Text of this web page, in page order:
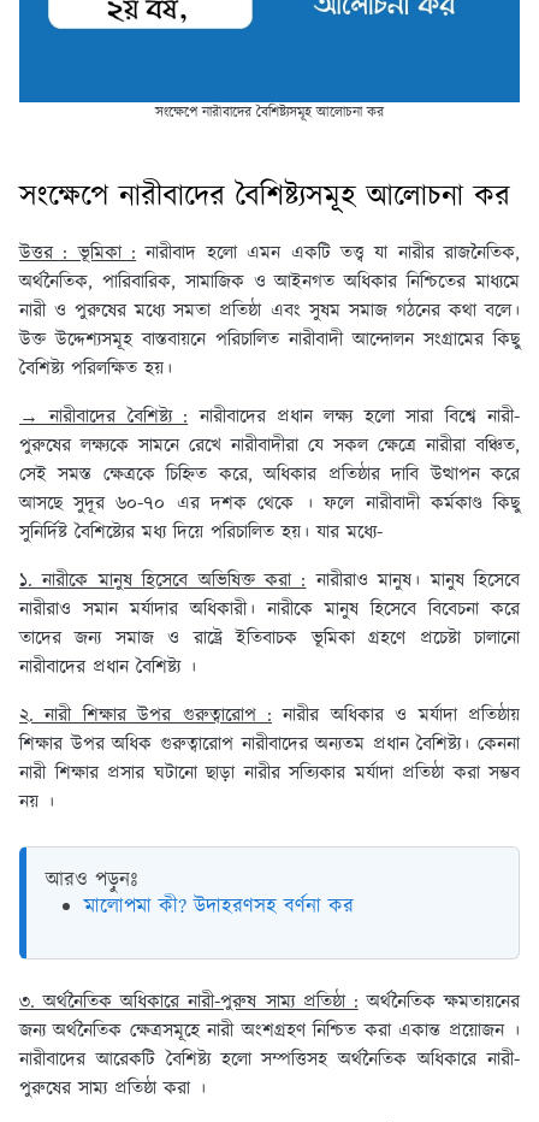
সংক্ষেপে নারীবাদের বৈশিষ্ট্যসমূহ আলোচনা কর
সংক্ষেপে নারীবাদের বৈশিষ্ট্যসমূহ আলোচনা কর
উত্তর : ভূমিকা : নারীবাদ হলো এমন একটি তত্ত্ব যা নারীর রাজনৈতিক,
অর্থনৈতিক, পারিবারিক, সামাজিক ও আইনগত অধিকার নিশ্চিতের মাধ্যমে
নারী ও পুরুষের মধ্যে সমতা প্রতিষ্ঠা এবং সুষম সমাজ গঠনের কথা বলে।
উক্ত উদ্দেশ্যসমূহ বাস্তবায়নে পরিচালিত নারীবাদী আন্দোলন সংগ্রামের কিছু
বৈশিষ্ট্য পরিলক্ষিত হয়।
→ নারীবাদের বৈশিষ্ট্য :নারীবাদের প্রধান লক্ষ্য হলো সারা বিশ্বে নারী-
পুরুষের লক্ষ্যকে সামনে রেখে নারীবাদীরা যে সকল ক্ষেত্রে নারীরা বঞ্চিত,
সেই সমস্ত ক্ষেত্রকে চিহ্নিত করে, অধিকার প্রতিষ্ঠার দাবি উত্থাপন করে
আসছে সুদূর ৬০-৭০ এর দশক থেকে । ফলে নারীবাদী কর্মকাণ্ড কিছু
সুনির্দিষ্ট বৈশিষ্ট্যের মধ্য দিয়ে পরিচালিত হয়। যার মধ্যে-
১. নারীকে মানুষ হিসেবে অভিষিক্ত করা :নারীরাও মানুষ। মানুষ হিসেবে
নারীরাও সমান মর্যাদার অধিকারী। নারীকে মানুষ হিসেবে বিবেচনা করে
তাদের জন্য সমাজ ও রাষ্ট্রে ইতিবাচক ভূমিকা গ্রহণে প্রচেষ্টা চালানো
নারীবাদের প্রধান বৈশিষ্ট্য ।
২. নারী শিক্ষার উপর গুরুত্বারোপ : নারীর অধিকার ও মর্যাদা প্রতিষ্ঠায়
শিক্ষার উপর অধিক গুরুত্বারোপ নারীবাদের অন্যতম প্রধান বৈশিষ্ট্য। কেননা
নারী শিক্ষার প্রসার ঘটানো ছাড়া নারীর সত্যিকার মর্যাদা প্রতিষ্ঠা করা সম্ভব
নয় ।
আরও পড়ুনঃ
মালোপমা কী? উদাহরণসহ বর্ণনা কর
৩. অর্থনৈতিক অধিকারে নারী-পুরুষ সাম্য প্রতিষ্ঠা :অর্থনৈতিক ক্ষমতায়নের
জন্য অর্থনৈতিক ক্ষেত্রসমূহে নারী অংশগ্রহণ নিশ্চিত করা একান্ত প্রয়োজন ।
নারীবাদের আরেকটি বৈশিষ্ট্য হলো সম্পত্তিসহ অর্থনৈতিক অধিকারে নারী-
পুরুষের সাম্য প্রতিষ্ঠা করা ।